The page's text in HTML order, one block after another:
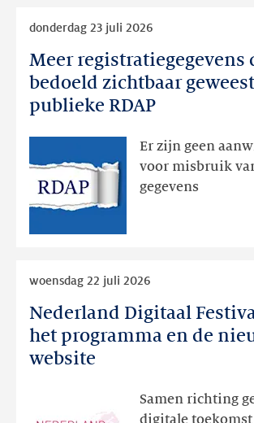
Meer registratiegegevens
bedoeld zichtbaar
publieke RDAP
donderdag 23 juli 2026
Er zijn geen
voor misbruik
gegevens
Meer
registratiegegevens
bedoeld
zichtbaar
Nederland Digitaal
het programma en de
website
woensdag 22 juli 2026
Samen richting
digitale toekomst
Nederland
Digitaal
Festival: